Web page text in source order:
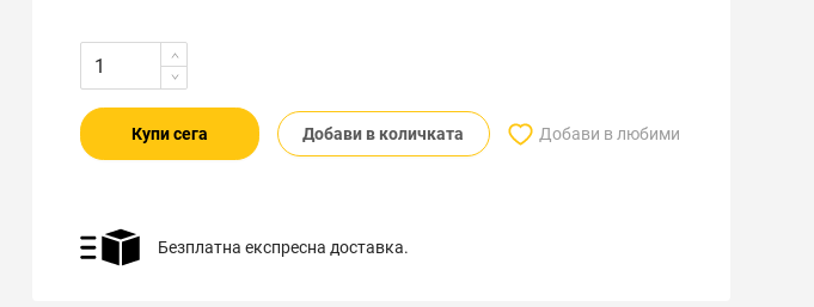
Купи сега Добави в количката Добави в любими
Безплатна експресна доставка.